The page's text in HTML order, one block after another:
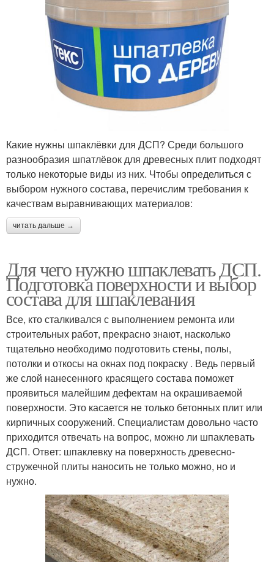
Какие нужны шпаклёвки для ДСП? Среди большого
разнообразия шпатлёвок для древесных плит подходят
только некоторые виды из них. Чтобы определиться с
выбором нужного состава, перечислим требования к
качествам выравнивающих материалов:
читать дальше →
Для чего нужно шпаклевать ДСП.
Подготовка поверхности и выбор
состава для шпаклевания
Все, кто сталкивался с выполнением ремонта или
строительных работ, прекрасно знают, насколько
тщательно необходимо подготовить стены, полы,
потолки и откосы на окнах под покраску . Ведь первый
же слой нанесенного красящего состава поможет
проявиться малейшим дефектам на окрашиваемой
поверхности. Это касается не только бетонных плит или
кирпичных сооружений. Специалистам довольно часто
приходится отвечать на вопрос, можно ли шпаклевать
ДСП. Ответ: шпаклевку на поверхность древесно-
стружечной плиты наносить не только можно, но и
нужно.